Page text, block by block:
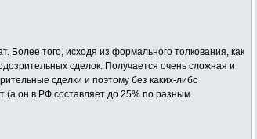
того, исходя из формального толкования, как
сделок. Получается очень сложная и
сделки и поэтому без каких-либо
(а он в РФ составляет до 25% по разным